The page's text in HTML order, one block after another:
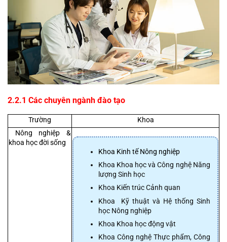
2.2.1 Các chuyên ngành đào tạo
Trường
Khoa
khoa học đời sống
Khoa Kinh tế Nông nghiệp
Khoa Khoa học và Công nghệ Năng
lượng Sinh học
Khoa Kiến trúc Cảnh quan
Khoa  Kỹ thuật và Hệ thống Sinh
học Nông nghiệp
Khoa Khoa học động vật
Khoa Công nghệ Thực phẩm, Công